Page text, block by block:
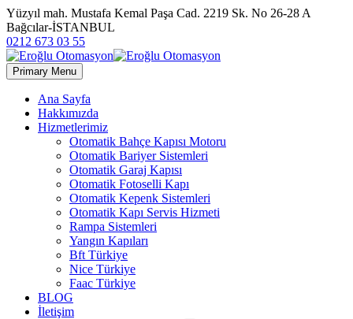
Yüzyıl mah. Mustafa Kemal Paşa Cad. 2219 Sk. No 26-28 A
Bağcılar-İSTANBUL
0212 673 03 55
Primary Menu
Ana Sayfa
Hakkımızda
Hizmetlerimiz
Otomatik Bahçe Kapısı Motoru
Otomatik Bariyer Sistemleri
Otomatik Garaj Kapısı
Otomatik Fotoselli Kapı
Otomatik Kepenk Sistemleri
Otomatik Kapı Servis Hizmeti
Rampa Sistemleri
Yangın Kapıları
Bft Türkiye
Nice Türkiye
Faac Türkiye
BLOG
İletişim